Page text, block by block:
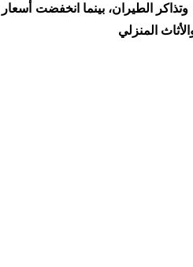
وتذاكر الطيران، بينما انخفضت
المنزلي